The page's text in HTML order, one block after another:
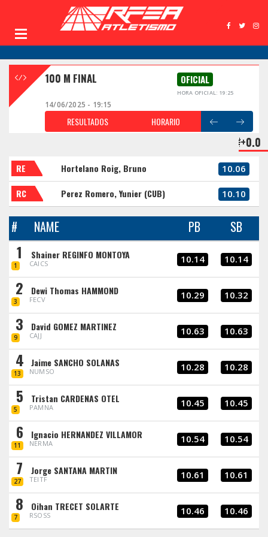
100 M FINAL OFICIAL
HORA OFICIAL: 19:25
14/06/2025 - 19:15
RESULTADOS HORARIO
+0.0
RE Hortelano Roig, Bruno 10.06
RC Perez Romero, Yunier (CUB) 10.10
# NAME PB SB
1
1
Shainer REGINFO MONTOYA
CAICS 10.14 10.14
2
3
Dewi Thomas HAMMOND
FECV 10.29 10.32
3
9
David GOMEZ MARTINEZ
CAJJ 10.63 10.63
4
13
Jaime SANCHO SOLANAS
NUMSO 10.28 10.28
5
5
Tristan CARDENAS OTEL
PAMNA 10.45 10.45
6
11
Ignacio HERNANDEZ VILLAMOR
NERMA 10.54 10.54
7
27
Jorge SANTANA MARTIN
TEITF 10.61 10.61
8
7
Oihan TRECET SOLARTE
RSOSS 10.46 10.46